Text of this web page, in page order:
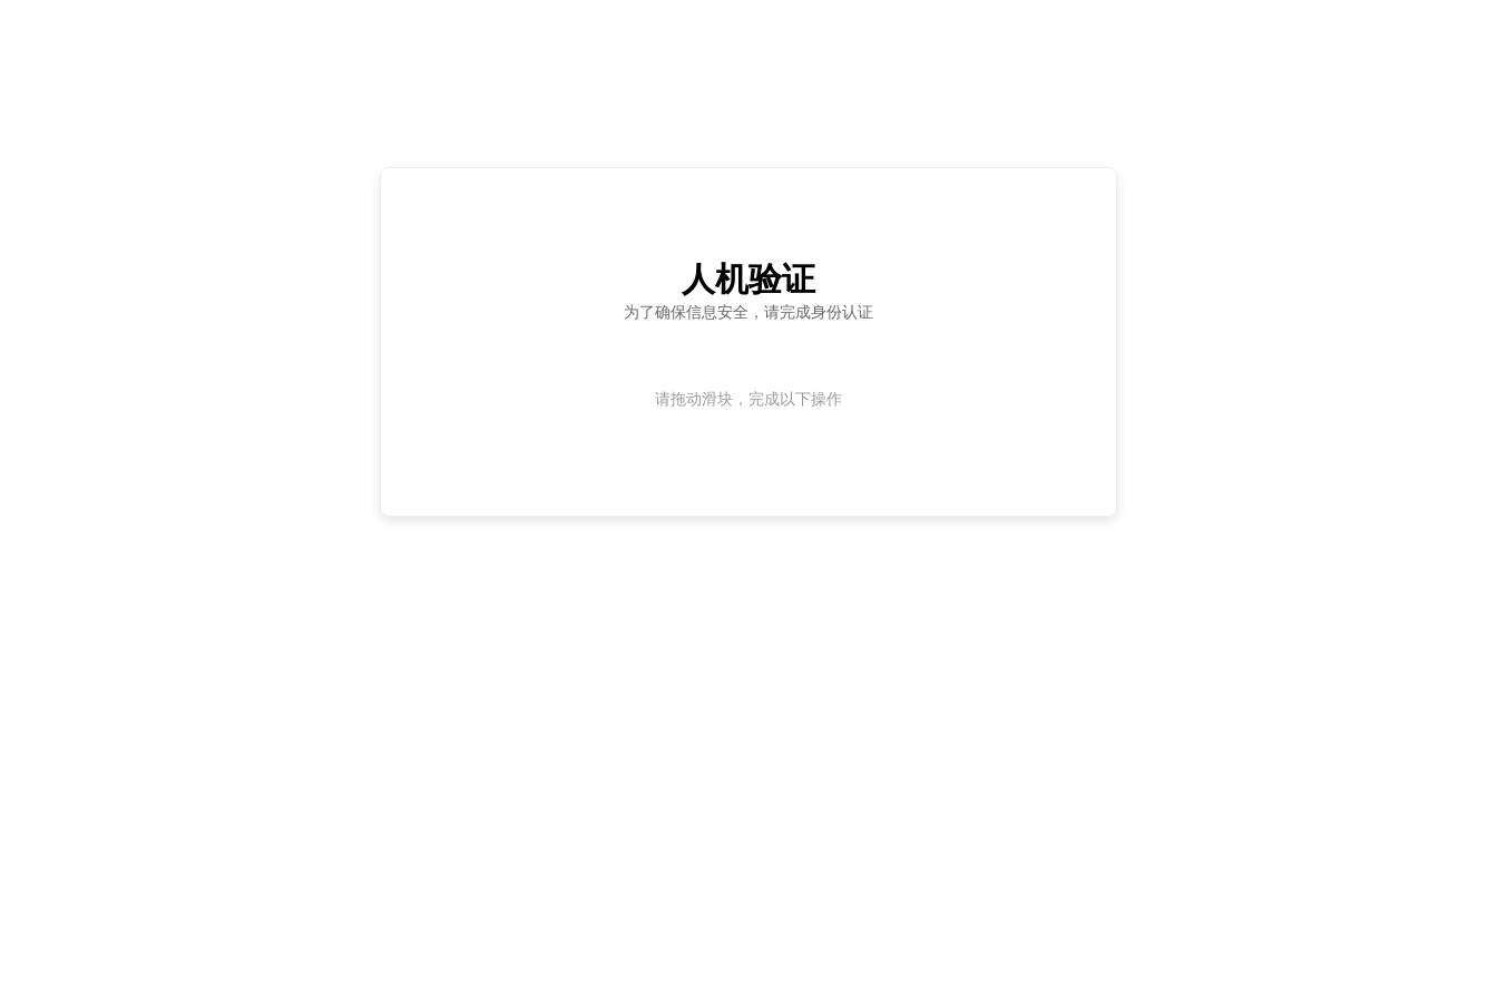
人机验证
为了确保信息安全，请完成身份认证
请拖动滑块，完成以下操作